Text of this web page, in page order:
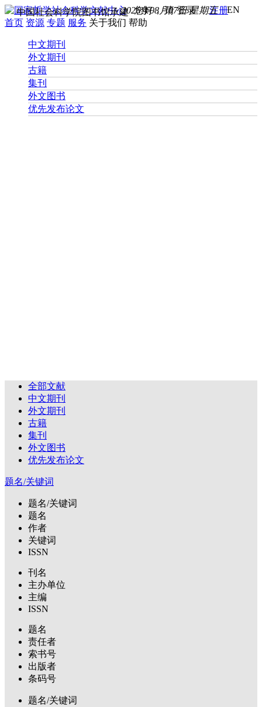
您好， 请登录 注册EN
2026年08月07日 星期五
中国社会科学院图书馆承建
首页 资源 专题 服务 关于我们 帮助
中文期刊
外文期刊
古籍
集刊
外文图书
优先发布论文
全部文献
中文期刊
外文期刊
古籍
集刊
外文图书
优先发布论文
题名/关键词
题名/关键词
题名
作者
关键词
ISSN
刊名
主办单位
主编
ISSN
题名
责任者
索书号
出版者
条码号
题名/关键词